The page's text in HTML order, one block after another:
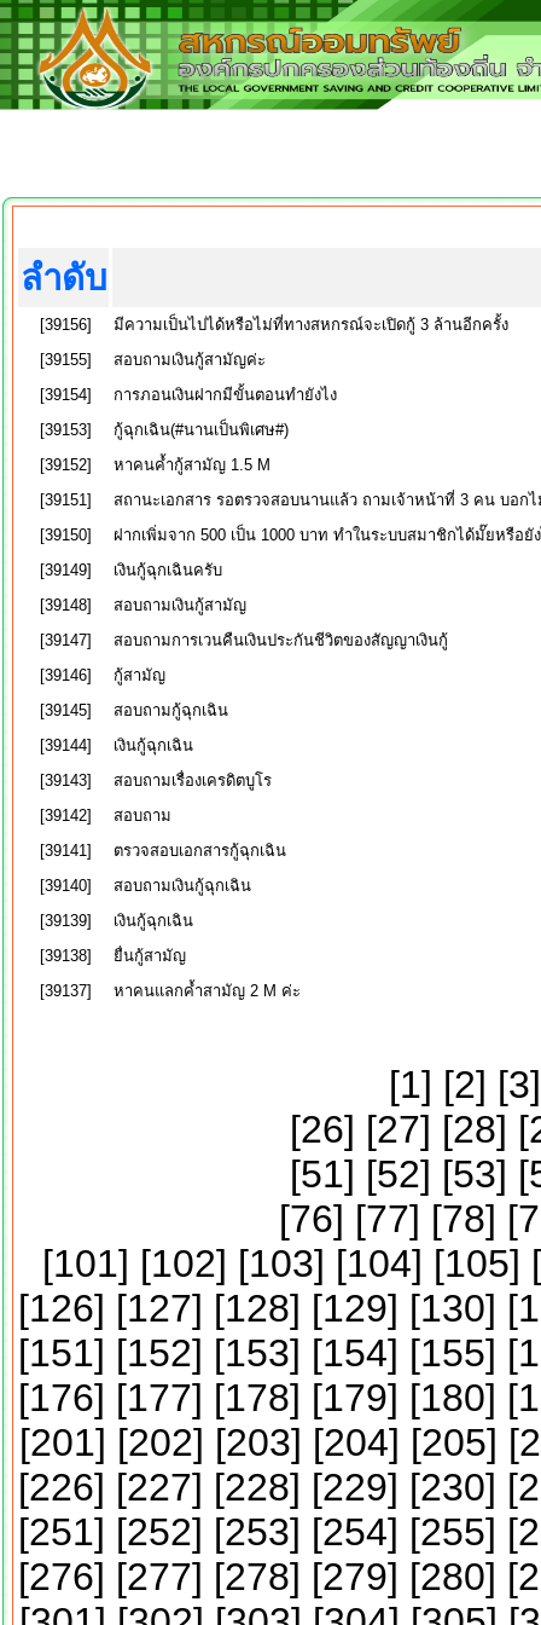
ลำดับ
[39156]
มีความเป็นไปได้หรือไม่ที่ทางสหกรณ์จะเปิดกู้ 3 ล้านอีกครั้ง
[39155]
สอบถามเงินกู้สามัญค่ะ
[39154]
การภอนเงินฝากมีขั้นตอนทำยังไง
[39153]
กู้ฉุกเฉิน(#นานเป็นพิเศษ#)
[39152]
หาคนค้ำกู้สามัญ 1.5 M
[39151]
สถานะเอกสาร รอตรวจสอบนานแล้ว ถามเจ้าหน้าที่ 3 คน บอก
[39150]
ฝากเพิ่มจาก 500 เป็น 1000 บาท ทำในระบบสมาชิกได้มั๊ยหรือยั
[39149]
เงิน​กู้​ฉุกเฉิน​ครับ​
[39148]
สอบถามเงินกู้สามัญ
[39147]
สอบถามการเวนคืนเงินประกันชีวิตของสัญญาเงินกู้
[39146]
กู้สามัญ
[39145]
สอบถามกู้ฉุกเฉิน
[39144]
เงินกู้ฉุกเฉิน
[39143]
สอบถามเรื่องเครดิตบูโร
[39142]
สอบถาม
[39141]
ตรวจสอบเอกสารกู้ฉุกเฉิน
[39140]
สอบถามเงินกู้ฉุกเฉิน
[39139]
เงินกู้ฉุกเฉิน
[39138]
ยื่นกู้สามัญ
[39137]
หาคนแลกค้ำสามัญ 2 M ค่ะ
[1] [2] [3
[26] [27] [28] [
[51] [52] [53] [
[76] [77] [78] [
[101] [102] [103] [104] [105] [
[126] [127] [128] [129] [130] [
[151] [152] [153] [154] [155] [
[176] [177] [178] [179] [180] [
[201] [202] [203] [204] [205] [
[226] [227] [228] [229] [230] [
[251] [252] [253] [254] [255] [
[276] [277] [278] [279] [280] [